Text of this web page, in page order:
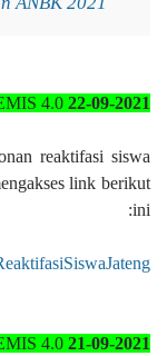
4.0 22-09-2021
reaktifasi siswa
link berikut
ini:
4.0 21-09-2021